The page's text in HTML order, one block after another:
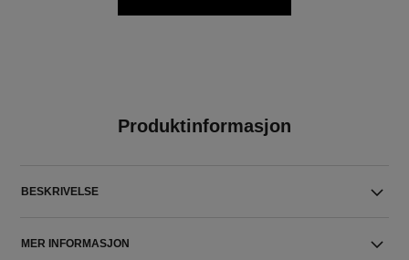
Produktinformasjon
BESKRIVELSE
MER INFORMASJON